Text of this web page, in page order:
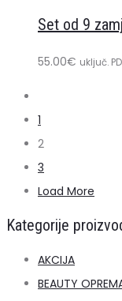
košaricu
Set od 9
55.00€ uključ.
1
2
3
Load More
Kategorije
AKCIJA
BEAUTY